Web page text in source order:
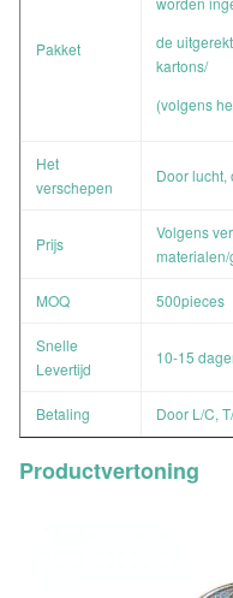
Pakket
de
kartons/
(volgens
Het
verschepen
Door lucht,
Prijs
Volgens
MOQ 500pieces
Snelle
Levertijd
10-15
Betaling Door L/C,
Productvertoning